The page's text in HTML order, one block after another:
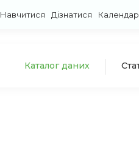
Навчитися Дізнатися Календар
Каталог даних